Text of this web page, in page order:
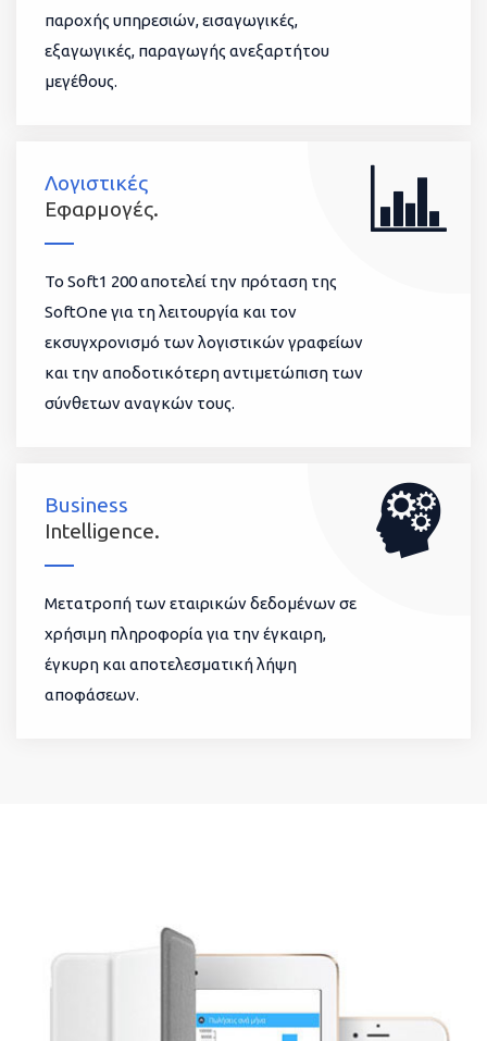
παροχής υπηρεσιών, εισαγωγικές,
εξαγωγικές, παραγωγής ανεξαρτήτου
μεγέθους.
Λογιστικές
Εφαρμογές.
To Soft1 200 αποτελεί την πρόταση της
SoftOne για τη λειτουργία και τον
εκσυγχρονισμό των λογιστικών γραφείων
και την αποδοτικότερη αντιμετώπιση των
σύνθετων αναγκών τους.
Business
Intelligence.
Μετατροπή των εταιρικών δεδομένων σε
χρήσιμη πληροφορία για την έγκαιρη,
έγκυρη και αποτελεσματική λήψη
αποφάσεων.